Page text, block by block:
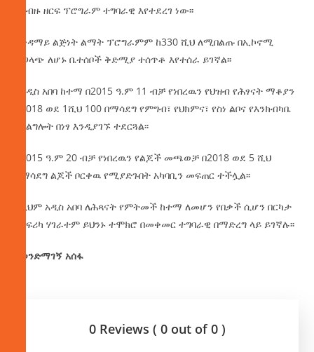
ባለብዙ ዘርፍ ፕሮግራም ተግባራዊ እየተደረገ ነው፡፡
በቀዳማይ ልጅነት ልማት ፕሮግራምም ከ330 ሺህ ለሚበልጡ በኢኮኖሚ
ተጋላጭ ለሆኑ ቤተሰቦች ቅድሚያ ተሰጥቶ እየተሰራ ይገኛል፡፡
በአዲስ አበባ ከተማ በ2015 ዓ.ም 11 ብቻ የነበረዉን የህዝብ የሕፃናት ማቆያን
በ2018 ወደ 1ሺህ 100 በማሳደግ የምግብ፣ የህክምና፣ የስነ ልቦና የእንክብካቤ
አገልግሎት በነፃ እንዲያገኙ ተደርጓል፡፡
በ2015 ዓ.ም 20 ብቻ የነበረዉን የልጆች መጫወቻ በ2018 ወደ 5 ሺህ
በማሳደግ ልጆች ቦርቀዉ የሚያድጉበት አካባቢን መፍጠር ተችሏል፡፡
በዚህም አዲስ አበባ ለሕጻናት የምትመች ከተማ ለመሆን የበቃች ሲሆን በርካታ
የአፍሪካ ሃገራተም ይህንኑ ተሞክሮ በመቀመር ተግባራዊ በማድረግ ላይ ይገኛሉ፡፡
በወንድማገኝ አሰፋ
0 Reviews ( 0 out of 0 )